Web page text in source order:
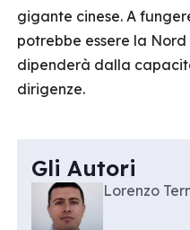
gigante cinese. A
potrebbe essere la
dipenderà dalla
dirigenze.
Gli Autori
Lorenzo